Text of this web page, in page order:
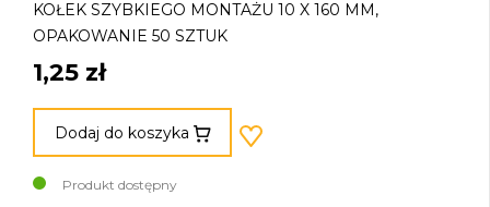
KOŁEK SZYBKIEGO MONTAŻU 10 X 160 MM,
OPAKOWANIE 50 SZTUK
1,25 zł
Dodaj do koszyka
Produkt dostępny